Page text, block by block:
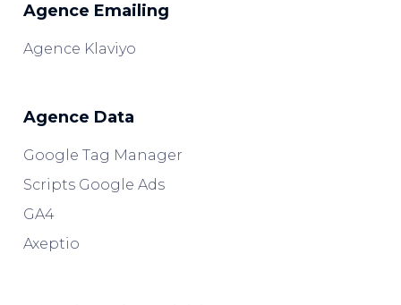
Agence Emailing
Agence Klaviyo
Agence Data
Google Tag Manager
Scripts Google Ads
GA4
Axeptio